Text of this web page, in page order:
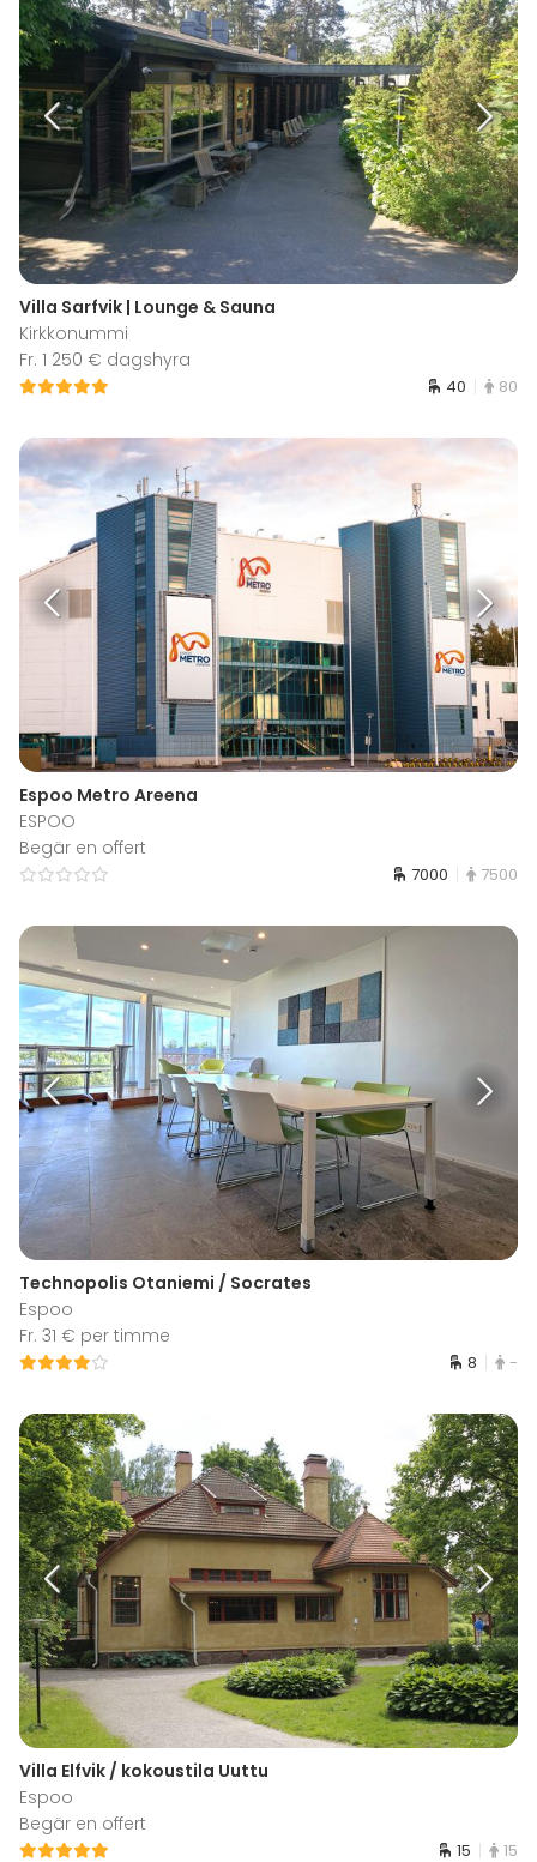
Villa Sarfvik | Lounge & Sauna
Kirkkonummi
Fr. 1 250 € dagshyra
40 80
Espoo Metro Areena
ESPOO
Begär en offert
7000 7500
Technopolis Otaniemi / Socrates
Espoo
Fr. 31 € per timme
8 -
Villa Elfvik / kokoustila Uuttu
Espoo
Begär en offert
15 15